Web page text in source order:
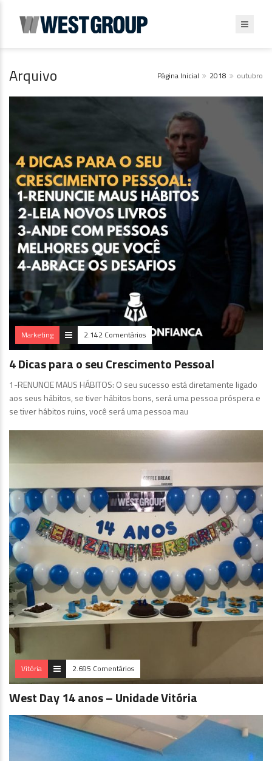
Arquivo Página Inicial 2018 outubro
Marketing 2.142 Comentários
4 Dicas para o seu Crescimento Pessoal
1-RENUNCIE MAUS HÁBITOS: O seu sucesso está diretamente ligado
aos seus hábitos, se tiver hábitos bons, será uma pessoa próspera e
se tiver hábitos ruins, você será uma pessoa mau
Vitória 2.695 Comentários
West Day 14 anos – Unidade Vitória